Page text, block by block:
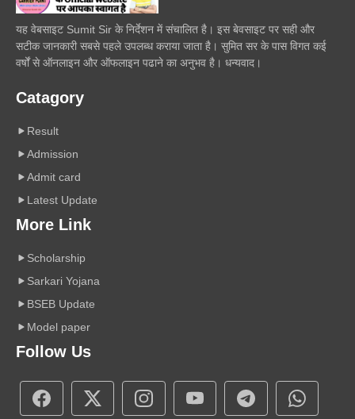
यह वेबसाइट Sumit Sir के निर्देशन में संचालित है। इस बेवसाइट पर सही और
सटीक जानकारी सबसे पहले उपलब्ध कराया जाता है। सुमित सर के पास विगत कई
वर्षों से ऑनलाइन और ऑफलाइन पढाने का अनुभव है। धन्यवाद।
Catagory
Result
Admission
Admit card
Latest Update
More Link
Scholarship
Sarkari Yojana
BSEB Update
Model paper
Follow Us